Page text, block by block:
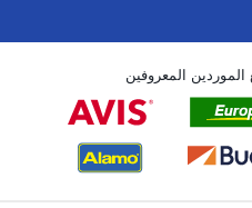
المعروفين